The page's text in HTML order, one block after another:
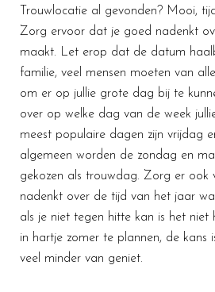
Trouwlocatie al gevonden? Mooi,
Zorg ervoor dat je goed nadenkt
maakt. Let erop dat de datum
familie, veel mensen moeten van
om er op jullie grote dag bij te
over op welke dag van de week
meest populaire dagen zijn vrijdag
algemeen worden de zondag en
gekozen als trouwdag. Zorg er ook
nadenkt over de tijd van het jaar
als je niet tegen hitte kan is het
in hartje zomer te plannen, de kans
veel minder van geniet.